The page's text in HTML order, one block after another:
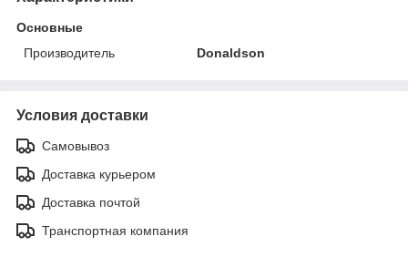
Основные
Производитель
Donaldson
Условия доставки
Самовывоз
Доставка курьером
Доставка почтой
Транспортная компания